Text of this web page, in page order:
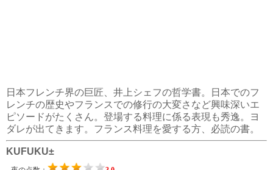
日本フレンチ界の巨匠、井上シェフの哲学書。日本でのフ
レンチの歴史やフランスでの修行の大変さなど興味深いエ
ピソードがたくさん。登場する料理に係る表現も秀逸。ヨ
ダレが出てきます。フランス料理を愛する方、必読の書。
KUFUKU±